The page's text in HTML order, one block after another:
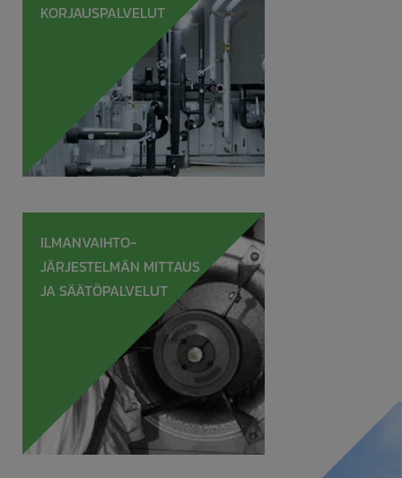
KORJAUSPALVELUT
ILMANVAIHTO-
JÄRJESTELMÄN MITTAUS
JA SÄÄTÖPALVELUT